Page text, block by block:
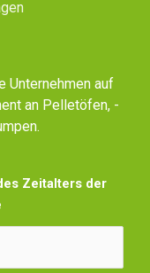
Unternehmen auf
an Pelletöfen, -
Zeitalters der